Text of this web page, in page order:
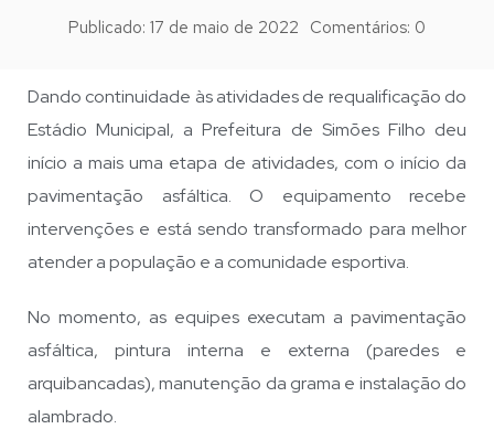
Publicado: 17 de maio de 2022 Comentários: 0
Dando continuidade às atividades de requalificação do
Estádio Municipal, a Prefeitura de Simões Filho deu
início a mais uma etapa de atividades, com o início da
pavimentação asfáltica. O equipamento recebe
intervenções e está sendo transformado para melhor
atender a população e a comunidade esportiva.
No momento, as equipes executam a pavimentação
asfáltica, pintura interna e externa (paredes e
arquibancadas), manutenção da grama e instalação do
alambrado.